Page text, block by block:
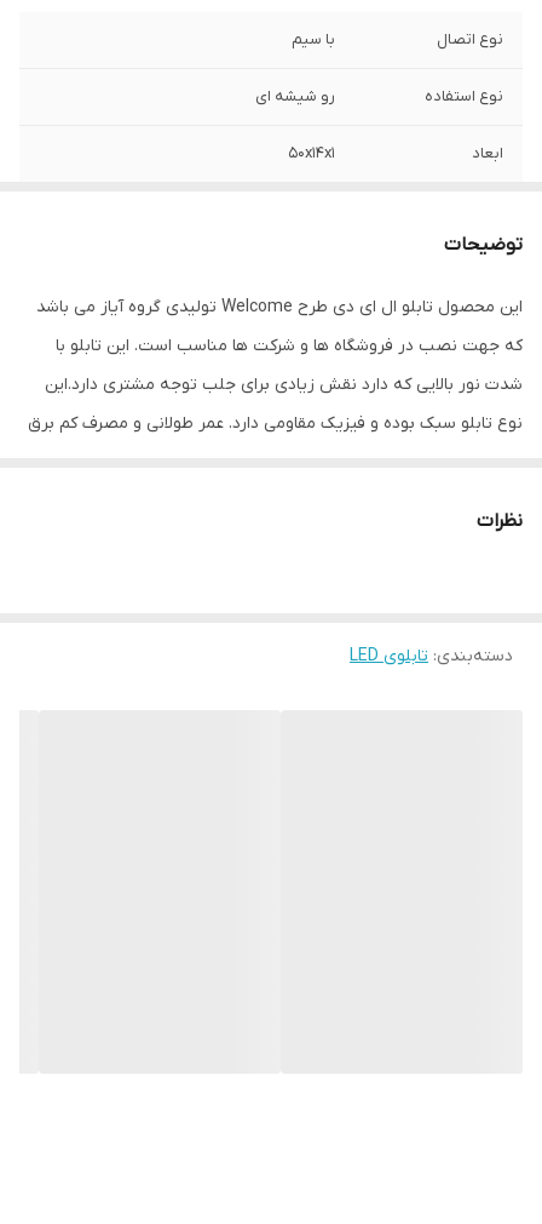
نوع اتصال با سیم
نوع استفاده رو شیشه ای
ابعاد 50x14x1
توضیحات
این محصول تابلو ال ای دی طرح Welcome تولیدی گروه آیاز می باشد
که جهت نصب در فروشگاه ها و شرکت ها مناسب است. این تابلو با
شدت نور بالایی که دارد نقش زیادی برای جلب توجه مشتری دارد.این
نوع تابلو سبک بوده و فیزیک مقاومی دارد. عمر طولانی و مصرف کم برق
بر قابلیت نصب بر روی شیشه این تابلو می تواند در هر موقعیتی که
وارد شدن به تابلو نداشته باشیم. با شدت نور بالا این تابلو روز دید است
نظرات
دسته‌بندی: تابلوی LED